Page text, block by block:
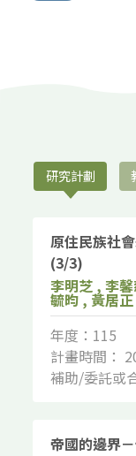
研究計劃
原住民族社
(3/3)
李明芝 , 李
毓昀 , 黃居
年度：115
計畫時間：
補助/委託或
帝國的邊界